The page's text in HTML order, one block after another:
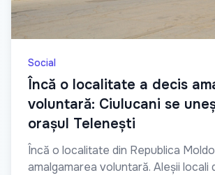
Social
Încă o localitate a decis
voluntară: Ciulucani se
orașul Telenești
Încă o localitate din Republica
amalgamarea voluntară. Aleșii locali